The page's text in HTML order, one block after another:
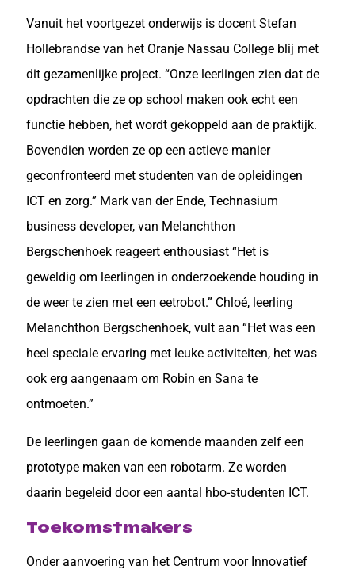
Vanuit het voortgezet onderwijs is docent Stefan
Hollebrandse van het Oranje Nassau College blij met
dit gezamenlijke project. “Onze leerlingen zien dat de
opdrachten die ze op school maken ook echt een
functie hebben, het wordt gekoppeld aan de praktijk.
Bovendien worden ze op een actieve manier
geconfronteerd met studenten van de opleidingen
ICT en zorg.” Mark van der Ende, Technasium
business developer, van Melanchthon
Bergschenhoek reageert enthousiast “Het is
geweldig om leerlingen in onderzoekende houding in
de weer te zien met een eetrobot.” Chloé, leerling
Melanchthon Bergschenhoek, vult aan “Het was een
heel speciale ervaring met leuke activiteiten, het was
ook erg aangenaam om Robin en Sana te
ontmoeten.”
De leerlingen gaan de komende maanden zelf een
prototype maken van een robotarm. Ze worden
daarin begeleid door een aantal hbo-studenten ICT.
Toekomstmakers
Onder aanvoering van het Centrum voor Innovatief